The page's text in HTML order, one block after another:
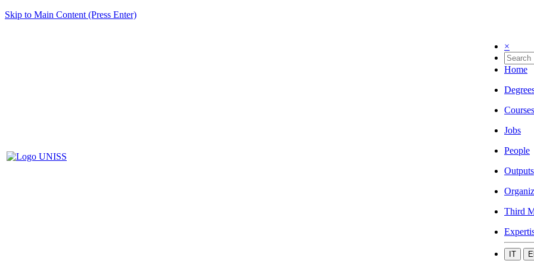
Skip to Main Content (Press Enter)
×
Home
Courses
Jobs
People
Outputs
Third
IT